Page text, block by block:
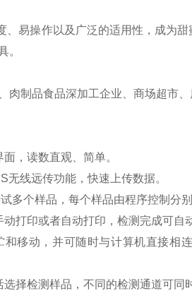
、易操作以及广泛的适用性，成为
。
肉制品食品深加工企业、商场超市
，读数直观、简单。
线远传功能，快速上传数据。
多个样品，每个样品由程序控制分
打印或者自动打印，检测完成可自
移动，并可随时与计算机直接相
择检测样品，不同的检测通道可同